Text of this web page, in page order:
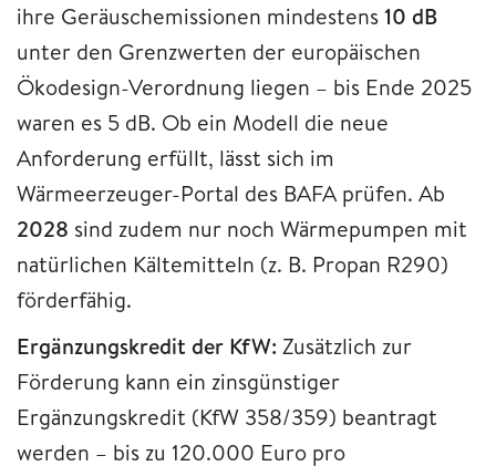
ihre Geräuschemissionen mindestens10 dB
unter den Grenzwerten der europäischen
Ökodesign-Verordnung liegen – bis Ende 2025
waren es 5 dB. Ob ein Modell die neue
Anforderung erfüllt, lässt sich im
Wärmeerzeuger-Portal des BAFA prüfen. Ab
2028 sind zudem nur noch Wärmepumpen mit
natürlichen Kältemitteln (z. B. Propan R290)
förderfähig.
Ergänzungskredit der KfW: Zusätzlich zur
Förderung kann ein zinsgünstiger
Ergänzungskredit (KfW 358/359) beantragt
werden – bis zu 120.000 Euro pro